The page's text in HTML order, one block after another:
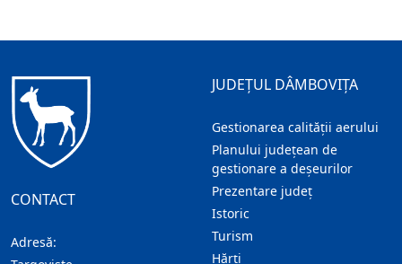
CONTACT
Adresă:
JUDEȚUL DÂMBOVIȚA
Gestionarea calității aerului
Planului județean de
gestionare a deșeurilor
Prezentare judeţ
Istoric
Turism
Hărţi